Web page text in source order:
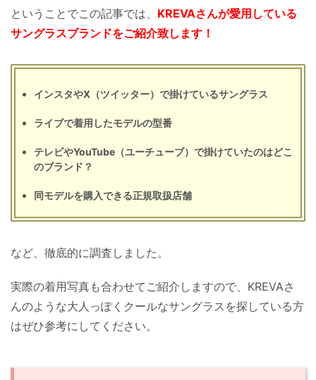
ということでこの記事では、 KREVAさんが愛用している
サングラスブランドをご紹介致します！
インスタやX（ツイッター）で掛けているサングラス
ライブで着用したモデルの型番
テレビやYouTube（ユーチューブ）で掛けていたのはどこ
のブランド？
同モデルを購入できる正規取扱店舗
など、徹底的に調査しました。
実際の着用写真も合わせてご紹介しますので、KREVAさ
んのような大人っぽくクールなサングラスを探している方
はぜひ参考にしてください。